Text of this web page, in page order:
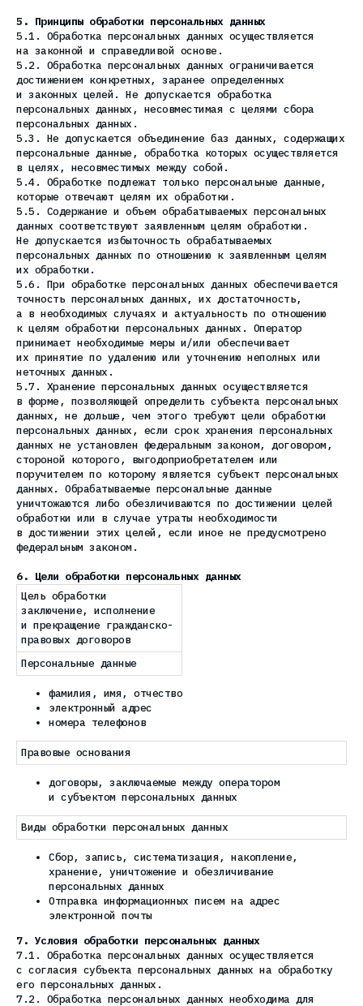
5. Принципы обработки персональных данных
5.1. Обработка персональных данных осуществляется
на законной и справедливой основе.
5.2. Обработка персональных данных ограничивается
достижением конкретных, заранее определенных
и законных целей. Не допускается обработка
персональных данных, несовместимая с целями сбора
персональных данных.
5.3. Не допускается объединение баз данных, содержащих
персональные данные, обработка которых осуществляется
в целях, несовместимых между собой.
5.4. Обработке подлежат только персональные данные,
которые отвечают целям их обработки.
5.5. Содержание и объем обрабатываемых персональных
данных соответствуют заявленным целям обработки.
Не допускается избыточность обрабатываемых
персональных данных по отношению к заявленным целям
их обработки.
5.6. При обработке персональных данных обеспечивается
точность персональных данных, их достаточность,
а в необходимых случаях и актуальность по отношению
к целям обработки персональных данных. Оператор
принимает необходимые меры и/или обеспечивает
их принятие по удалению или уточнению неполных или
неточных данных.
5.7. Хранение персональных данных осуществляется
в форме, позволяющей определить субъекта персональных
данных, не дольше, чем этого требуют цели обработки
персональных данных, если срок хранения персональных
данных не установлен федеральным законом, договором,
стороной которого, выгодоприобретателем или
поручителем по которому является субъект персональных
данных. Обрабатываемые персональные данные
уничтожаются либо обезличиваются по достижении целей
обработки или в случае утраты необходимости
в достижении этих целей, если иное не предусмотрено
федеральным законом.
6. Цели обработки персональных данных
Цель обработки
заключение, исполнение
и прекращение гражданско-
правовых договоров
Персональные данные
фамилия, имя, отчество
электронный адрес
номера телефонов
Правовые основания
договоры, заключаемые между оператором
и субъектом персональных данных
Виды обработки персональных данных
Сбор, запись, систематизация, накопление,
хранение, уничтожение и обезличивание
персональных данных
Отправка информационных писем на адрес
электронной почты
7. Условия обработки персональных данных
7.1. Обработка персональных данных осуществляется
с согласия субъекта персональных данных на обработку
его персональных данных.
7.2. Обработка персональных данных необходима для